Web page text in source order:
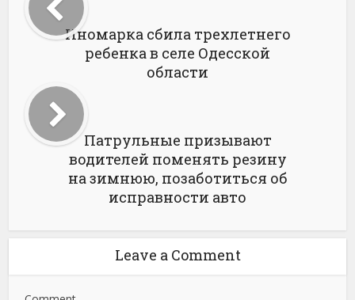
Иномарка сбила трехлетнего
ребенка в селе Одесской
области
Патрульные призывают
водителей поменять резину
на зимнюю, позаботиться об
исправности авто
Leave a Comment